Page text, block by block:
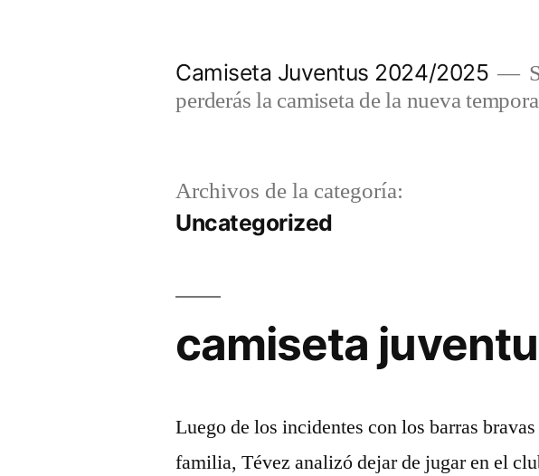
Camiseta Juventus 2024/2025
perderás la camiseta de la nueva
Archivos de la categoría:
Uncategorized
camiseta
Luego de los incidentes con los barras
familia, Tévez analizó dejar de jugar en el